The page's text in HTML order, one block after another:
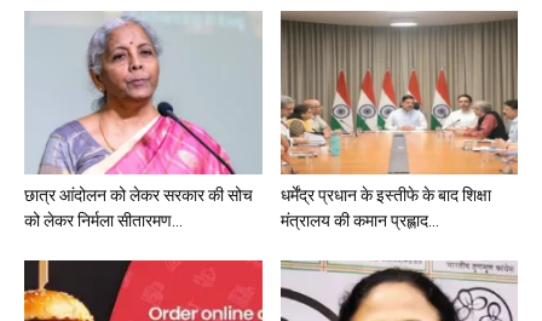
छात्र आंदोलन को लेकर सरकार की सोच
को लेकर निर्मला सीतारमण...
धर्मेंद्र प्रधान के इस्तीफे के बाद शिक्षा
मंत्रालय की कमान प्रह्लाद...